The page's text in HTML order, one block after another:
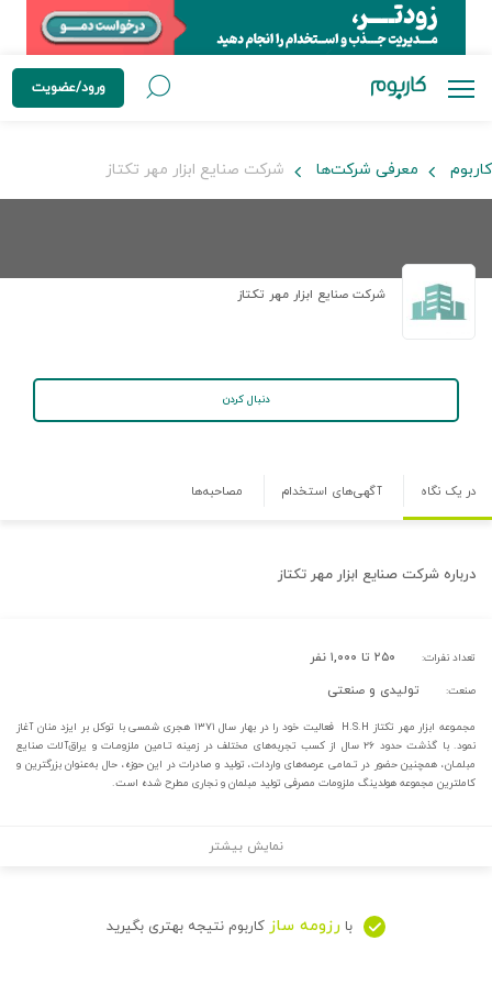
ورود/عضویت
کاربوم معرفی شرکت‌ها شرکت صنایع ابزار مهر تکتاز
شرکت صنایع ابزار مهر تکتاز
دنبال کردن
در یک نگاه آگهی‌های استخدام مصاحبه‌ها
درباره شرکت صنایع ابزار مهر تکتاز
تعداد نفرات: ۲۵۰ تا ۱,۰۰۰ نفر
صنعت: تولیدی و صنعتی
مجمـوعه ابزار مهر تکتاز H.S.H فعالیت خود را در بهار سال ۱۳۷۱ هجری شمسی با توکل بر ایزد منان آغاز
نمود. با گذشت حدود ۲۶ سال از کسب تجربه‌های مختلف در زمینه تـامین ملزومـات و یراق‌آلات صنایع
مبلمـان، همچنین حضور در تـمامی عرصه‌های واردات، تولید و صادرات در این حوزه، حال به‌عنوان بزرگترین و
کاملترین مجموعه هولدینگ ملزومات مصرفی تولید مبلمان و نجاری مطرح شده است.
نمایش بیشتر
با رزومه ساز کاربوم نتیجه بهتری بگیرید